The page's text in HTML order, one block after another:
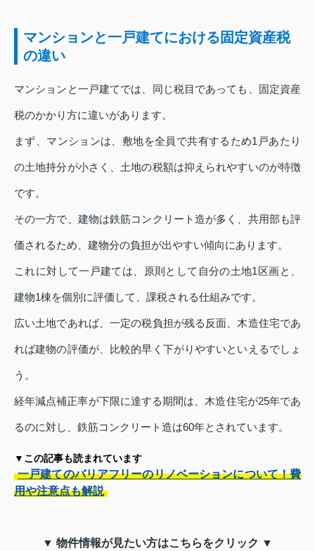
マンションと一戸建てにおける固定資産税
の違い
マンションと一戸建てでは、同じ税目であっても、固定資産
税のかかり方に違いがあります。
まず、マンションは、敷地を全員で共有するため1戸あたり
の土地持分が小さく、土地の税額は抑えられやすいのが特徴
です。
その一方で、建物は鉄筋コンクリート造が多く、共用部も評
価されるため、建物分の負担が出やすい傾向にあります。
これに対して一戸建ては、原則として自分の土地1区画と、
建物1棟を個別に評価して、課税される仕組みです。
広い土地であれば、一定の税負担が残る反面、木造住宅であ
れば建物の評価が、比較的早く下がりやすいといえるでしょ
う。
経年減点補正率が下限に達する期間は、木造住宅が25年であ
るのに対し、鉄筋コンクリート造は60年とされています。
▼この記事も読まれています
一戸建てのバリアフリーのリノベーションについて！費
用や注意点も解説
▼ 物件情報が見たい方はこちらをクリック ▼